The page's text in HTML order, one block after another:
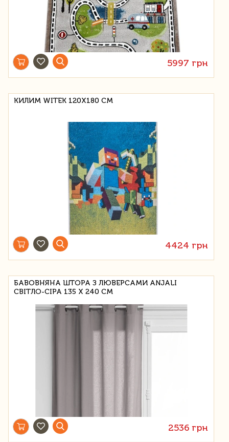
5997 грн
КИЛИМ WITEK 120Х180 СМ
4424 грн
БАВОВНЯНА ШТОРА З ЛЮВЕРСАМИ ANJALI
СВІТЛО-СІРА 135 Х 240 СМ
2536 грн